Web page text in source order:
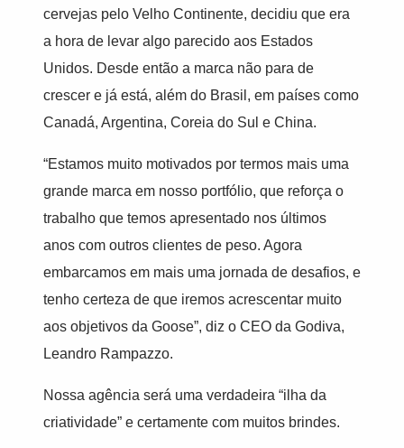
cervejas pelo Velho Continente, decidiu que era
a hora de levar algo parecido aos Estados
Unidos. Desde então a marca não para de
crescer e já está, além do Brasil, em países como
Canadá, Argentina, Coreia do Sul e China.
“Estamos muito motivados por termos mais uma
grande marca em nosso portfólio, que reforça o
trabalho que temos apresentado nos últimos
anos com outros clientes de peso. Agora
embarcamos em mais uma jornada de desafios, e
tenho certeza de que iremos acrescentar muito
aos objetivos da Goose”, diz o CEO da Godiva,
Leandro Rampazzo.
Nossa agência será uma verdadeira “ilha da
criatividade” e certamente com muitos brindes.